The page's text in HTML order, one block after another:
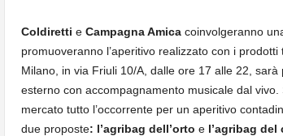
Coldiretti e Campagna Amicacoinvolgeranno
promuoveranno l’aperitivo realizzato con i
Milano, in via Friuli 10/A, dalle ore 17 alle 22, sarà
esterno con accompagnamento musicale dal
mercato tutto l’occorrente per un aperitivo
due proposte: l’agribag dell’orto e l’agribag del